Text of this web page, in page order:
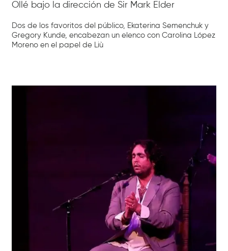
Ollé bajo la dirección de Sir Mark Elder
Dos de los favoritos del público, Ekaterina Semenchuk y
Gregory Kunde, encabezan un elenco con Carolina López
Moreno en el papel de Liù